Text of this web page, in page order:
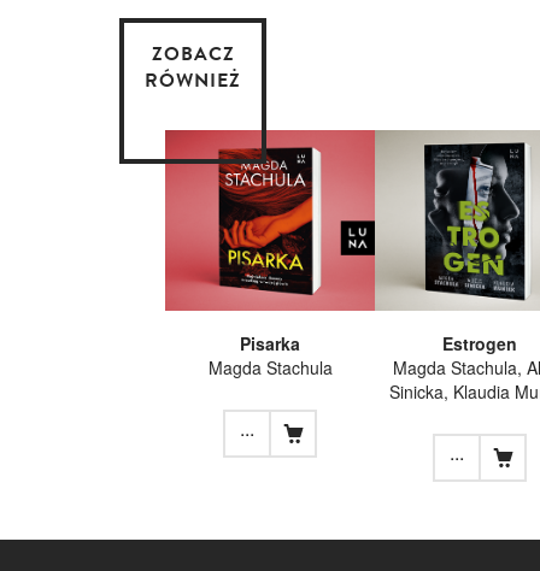
ZOBACZ
RÓWNIEŻ
Pisarka
Magda Stachula
...
Estrogen
Magda Stachula,
Sinicka, Klaudia
...